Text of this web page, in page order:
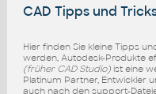
CAD Tipps und
Hier finden Sie kleine Tipps
werden, Autodesk-Produkte
(früher CAD Studio)ist eine
Platinum Partner, Entwickler
auch nach den support-